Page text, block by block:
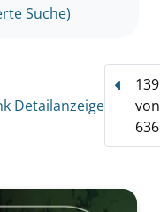
Suche)
Detailanzeige
139
von
636